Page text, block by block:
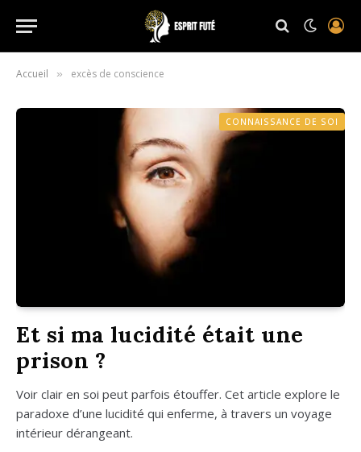
Accueil » excès de conscience
CONNAISSANCE DE SOI
Et si ma lucidité était une
prison ?
Voir clair en soi peut par­fois étouf­fer. Cet article explore le
para­doxe d’une luci­di­té qui enferme, à tra­vers un voyage
inté­rieur déran­geant.